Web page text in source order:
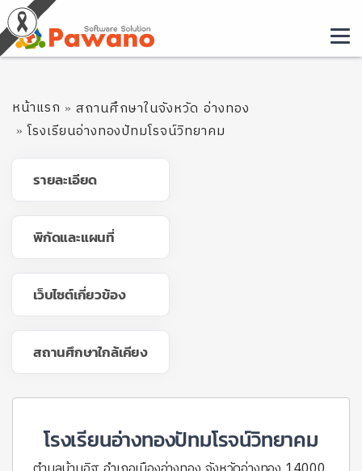
หน้าแรก
สถานศึกษาในจังหวัด อ่างทอง
โรงเรียนอ่างทองปัทมโรจน์วิทยาคม
รายละเอียด
พิกัดและแผนที่
เว็บไซต์เกี่ยวข้อง
สถานศึกษาใกล้เคียง
โรงเรียนอ่างทองปัทมโรจน์วิทยาคม